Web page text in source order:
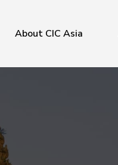
About CIC Asia